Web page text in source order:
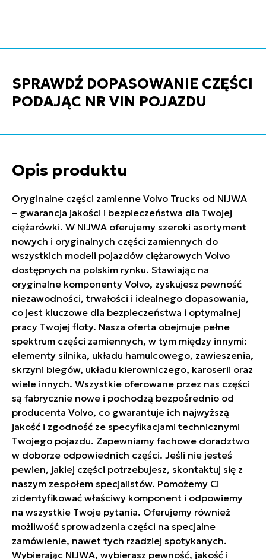
SPRAWDŹ DOPASOWANIE CZĘŚCI
PODAJĄC NR VIN POJAZDU
Opis produktu
Oryginalne części zamienne Volvo Trucks od NIJWA
– gwarancja jakości i bezpieczeństwa dla Twojej
ciężarówki. W NIJWA oferujemy szeroki asortyment
nowych i oryginalnych części zamiennych do
wszystkich modeli pojazdów ciężarowych Volvo
dostępnych na polskim rynku. Stawiając na
oryginalne komponenty Volvo, zyskujesz pewność
niezawodności, trwałości i idealnego dopasowania,
co jest kluczowe dla bezpieczeństwa i optymalnej
pracy Twojej floty. Nasza oferta obejmuje pełne
spektrum części zamiennych, w tym między innymi:
elementy silnika, układu hamulcowego, zawieszenia,
skrzyni biegów, układu kierowniczego, karoserii oraz
wiele innych. Wszystkie oferowane przez nas części
są fabrycznie nowe i pochodzą bezpośrednio od
producenta Volvo, co gwarantuje ich najwyższą
jakość i zgodność ze specyfikacjami technicznymi
Twojego pojazdu. Zapewniamy fachowe doradztwo
w doborze odpowiednich części. Jeśli nie jesteś
pewien, jakiej części potrzebujesz, skontaktuj się z
naszym zespołem specjalistów. Pomożemy Ci
zidentyfikować właściwy komponent i odpowiemy
na wszystkie Twoje pytania. Oferujemy również
możliwość sprowadzenia części na specjalne
zamówienie, nawet tych rzadziej spotykanych.
Wybierając NIJWA, wybierasz pewność, jakość i